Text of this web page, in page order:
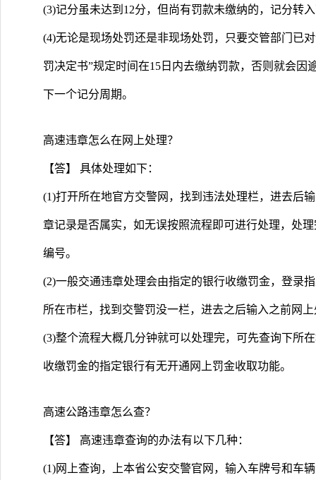
(3)记分虽未达到12分，但尚有罚款未缴纳的，记分转
(4)无论是现场处罚还是非现场处罚，只要交管部门已
罚决定书”规定时间在15日内去缴纳罚款，否则就会
下一个记分周期。
高速违章怎么在网上处理？
【答】 具体处理如下：
(1)打开所在地官方交警网，找到违法处理栏，进去后
章记录是否属实，如无误按照流程即可进行处理，处
编号。
(2)一般交通违章处理会由指定的银行收缴罚金，登录
所在市栏，找到交警罚没一栏，进去之后输入之前网
(3)整个流程大概几分钟就可以处理完，可先查询下所
收缴罚金的指定银行有无开通网上罚金收取功能。
高速公路违章怎么查？
【答】 高速违章查询的办法有以下几种：
(1)网上查询，上本省公安交警官网，输入车牌号和车